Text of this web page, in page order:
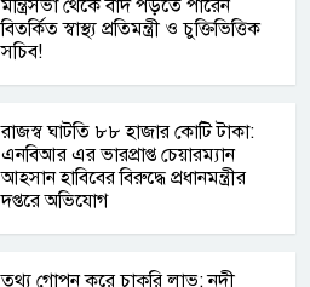
মন্ত্রিসভা থেকে বাদ পড়তে পারেন
বিতর্কিত স্বাস্থ্য প্রতিমন্ত্রী ও চুক্তিভিত্তিক
সচিব!
রাজস্ব ঘাটতি ৮৮ হাজার কোটি টাকা:
এনবিআর এর ভারপ্রাপ্ত চেয়ারম্যান
আহসান হাবিবের বিরুদ্ধে প্রধানমন্ত্রীর
দপ্তরে অভিযোগ
তথ্য গোপন করে চাকুরি লাভ: নদী